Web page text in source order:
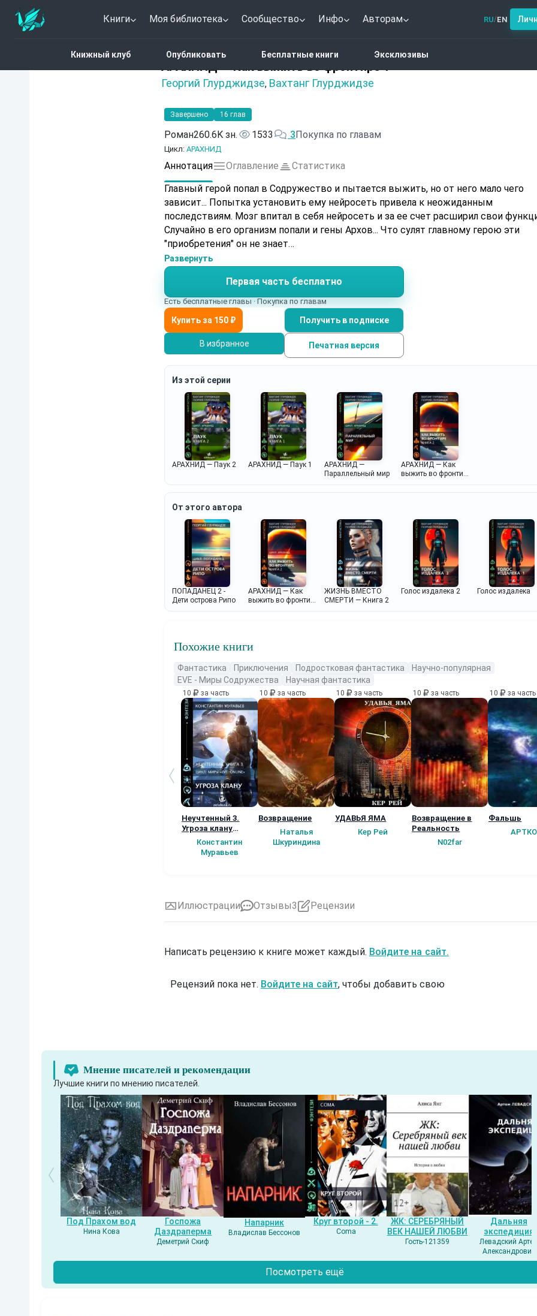
Книги Моя библиотека Сообщество Инфо Авторам RU/EN
Книжный клуб Опубликовать Бесплатные книги Эксклюзивы
АРАХНИД — Как выжить во фронтире 1
Георгий Глурджидзе, Вахтанг Глурджидзе
3.8 (4)
Завершено 16 глав
Роман260.6K зн. 1533 3Покупка по главам
Цикл: АРАХНИД
Аннотация Оглавление
Статистика
Главный герой попал в Содружество и пытается выжить, но от него мало чего
зависит... Попытка установить ему нейросеть привела к неожиданным
последствиям. Мозг впитал в себя нейросеть и за ее счет расширил свои функции.
Случайно в его организм попали и гены Архов... Что сулят главному герою эти
"приобретения" он не знает…
Развернуть
Первая часть бесплатно
Есть бесплатные главы · Покупка по главам
Получить в подписке
В избранное Печатная версия
Из этой серии
АРАХНИД — Паук 2 АРАХНИД — Паук 1
АРАХНИД —
Параллельный мир
АРАХНИД — Как
выжить во фронтире
От этого автора
ПОПАДАНЕЦ 2 -
Дети острова Рипо
АРАХНИД — Как
выжить во фронтире
ЖИЗНЬ ВМЕСТО
СМЕРТИ — Книга 2
Голос издалека 2 Голос издалека
Похожие книги
Фантастика Приключения Подростковая фантастика
Научно-популярная
EVE - Миры Содружества
Научная фантастика
10 за часть
Неучтенный 3.
Угроза клану
(Альтернативное
продолжение)
Константин
Муравьев
10 за часть
Возвращение
Наталья
Шкуриндина
10 за часть
УДАВЬЯ ЯМА
Кер Рей
10 за часть
Возвращение в
Реальность
N02far
10 за часть
Фальшь
Иллюстрации Отзывы3 Рецензии
Написать рецензию к книге может каждый. Войдите на сайт.
Рецензий пока нет. Войдите на сайт, чтобы добавить свою
Мнение писателей и рекомендации
Лучшие книги по мнению писателей.
Под Прахом вод
Нина Кова
Госпожа
Даздраперма
Деметрий Скиф
Напарник
Владислав Бессонов
Круг второй - 2.
Coma
ЖК: СЕРЕБРЯНЫЙ
ВЕК НАШЕЙ ЛЮБВИ
Гость-121359
Дальняя
экспедиция
Левадский Артем
Александрович
Посмотреть ещё